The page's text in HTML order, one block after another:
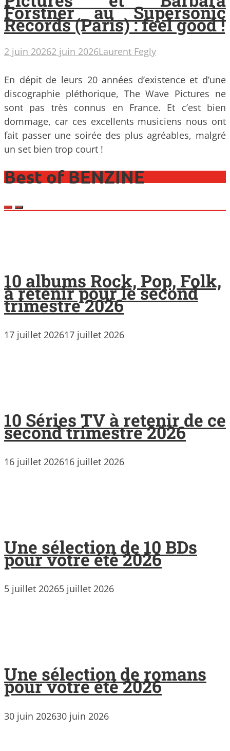
Forstner au Supersonic
Records (Paris) : feel good !
2 juin 20262 juin 2026Laurent Fegly
En dépit de leurs 20 années d’existence et d’une
discographie pléthorique, The Wave Pictures ne
sont pas très connus en France. Et c’est bien
dommage, car ces excellents musiciens nous ont
fait passer une soirée des plus agréables, malgré
un set bien trop court !
Best of BENZINE
10 albums Rock, Pop, Folk,
à retenir pour le second
trimestre 2026
17 juillet 202617 juillet 2026
10 Séries TV à retenir de ce
second trimestre 2026
16 juillet 202616 juillet 2026
Une sélection de 10 BDs
pour votre été 2026
5 juillet 20265 juillet 2026
Une sélection de romans
pour votre été 2026
30 juin 202630 juin 2026